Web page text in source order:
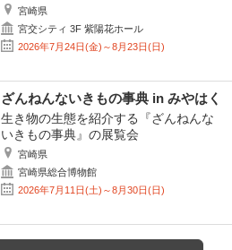
宮崎県
宮交シティ 3F 紫陽花ホール
2026年7月24日(金)～8月23日(日)
ざんねんないきもの事典 in みやはく
生き物の生態を紹介する『ざんねんな
いきもの事典』の展覧会
宮崎県
宮崎県総合博物館
2026年7月11日(土)～8月30日(日)